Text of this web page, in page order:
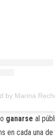
by Marina
ganarse al
en cada una